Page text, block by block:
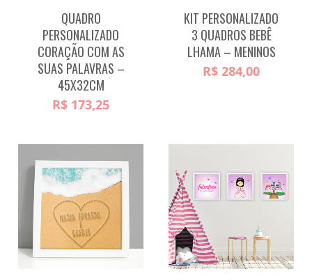
QUADRO
PERSONALIZADO
CORAÇÃO COM AS
SUAS PALAVRAS –
45X32CM
R$173,25
KIT PERSONALIZADO
3 QUADROS BEBÊ
LHAMA – MENINOS
R$284,00